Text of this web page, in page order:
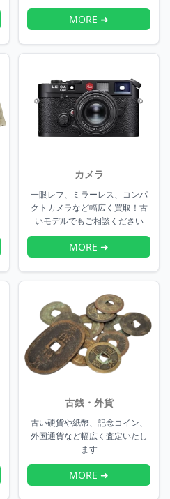
MORE ➜
カメラ
一眼レフ、ミラーレス、コンパ
クトカメラなど幅広く買取！古
いモデルでもご相談ください
MORE ➜
古銭・外貨
古い硬貨や紙幣、記念コイン、
外国通貨など幅広く査定いたし
ます
MORE ➜